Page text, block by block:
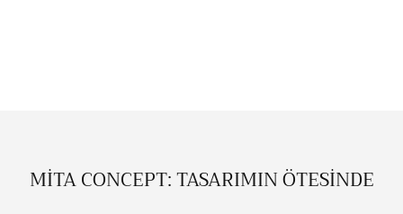
MİTA CONCEPT: TASARIMIN ÖTESINDE